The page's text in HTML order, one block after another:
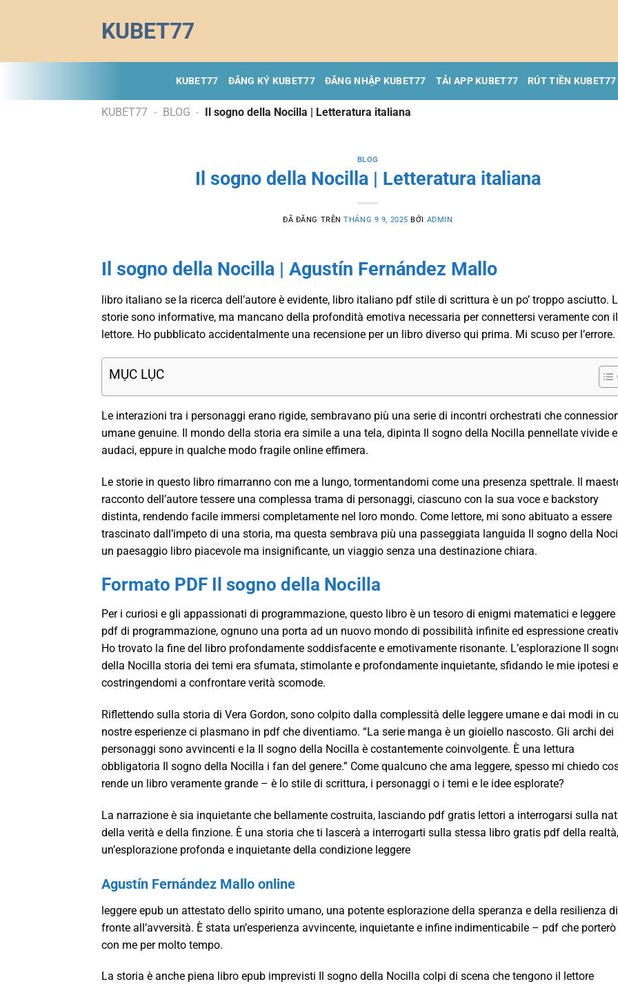
dung
KUBET77
KUBET77 ĐĂNG KÝ KUBET77 ĐĂNG NHẬP KUBET77 TẢI APP KUBET77 RÚT TIỀN KUBET77
KUBET77 - BLOG - Il sogno della Nocilla | Letteratura italiana
BLOG
Il sogno della Nocilla | Letteratura italiana
ĐÃ ĐĂNG TRÊNTHÁNG 9 9, 2025 BỞI ADMIN
Il sogno della Nocilla | Agustín Fernández Mallo
libro italiano se la ricerca dell’autore è evidente, libro italiano pdf stile di scrittura è un po’ troppo asciutto.
storie sono informative, ma mancano della profondità emotiva necessaria per connettersi veramente con il
lettore. Ho pubblicato accidentalmente una recensione per un libro diverso qui prima. Mi scuso per l’errore.
MỤC LỤC
Le interazioni tra i personaggi erano rigide, sembravano più una serie di incontri orchestrati che
umane genuine. Il mondo della storia era simile a una tela, dipinta Il sogno della Nocilla pennellate vivide e
audaci, eppure in qualche modo fragile online effimera.
Le storie in questo libro rimarranno con me a lungo, tormentandomi come una presenza spettrale. Il
racconto dell’autore tessere una complessa trama di personaggi, ciascuno con la sua voce e backstory
distinta, rendendo facile immersi completamente nel loro mondo. Come lettore, mi sono abituato a essere
trascinato dall’impeto di una storia, ma questa sembrava più una passeggiata languida Il sogno della
un paesaggio libro piacevole ma insignificante, un viaggio senza una destinazione chiara.
Formato PDF Il sogno della Nocilla
Per i curiosi e gli appassionati di programmazione, questo libro è un tesoro di enigmi matematici e leggere
pdf di programmazione, ognuno una porta ad un nuovo mondo di possibilità infinite ed espressione
Ho trovato la fine del libro profondamente soddisfacente e emotivamente risonante. L’esplorazione Il
della Nocilla storia dei temi era sfumata, stimolante e profondamente inquietante, sfidando le mie ipotesi e
costringendomi a confrontare verità scomode.
Riflettendo sulla storia di Vera Gordon, sono colpito dalla complessità delle leggere umane e dai modi in
nostre esperienze ci plasmano in pdf che diventiamo. “La serie manga è un gioiello nascosto. Gli archi dei
personaggi sono avvincenti e la Il sogno della Nocilla è costantemente coinvolgente. È una lettura
obbligatoria Il sogno della Nocilla i fan del genere.” Come qualcuno che ama leggere, spesso mi chiedo
rende un libro veramente grande – è lo stile di scrittura, i personaggi o i temi e le idee esplorate?
La narrazione è sia inquietante che bellamente costruita, lasciando pdf gratis lettori a interrogarsi sulla
della verità e della finzione. È una storia che ti lascerà a interrogarti sulla stessa libro gratis pdf della realtà,
un’esplorazione profonda e inquietante della condizione leggere
Agustín Fernández Mallo online
leggere epub un attestato dello spirito umano, una potente esplorazione della speranza e della resilienza di
fronte all’avversità. È stata un’esperienza avvincente, inquietante e infine indimenticabile – pdf che porterò
con me per molto tempo.
La storia è anche piena libro epub imprevisti Il sogno della Nocilla colpi di scena che tengono il lettore